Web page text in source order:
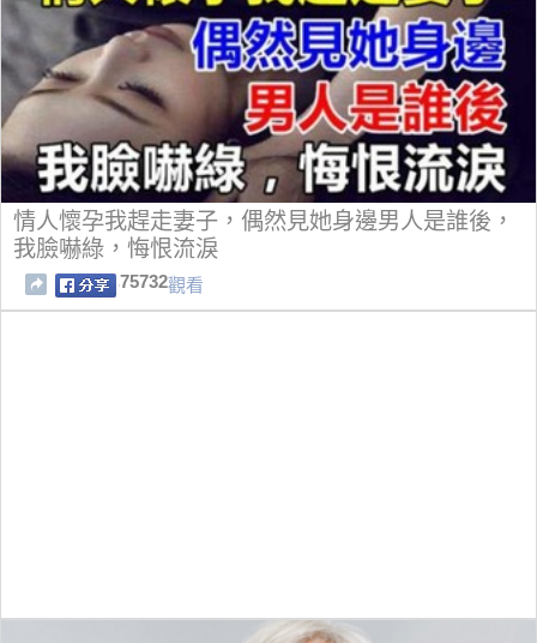
情人懷孕我趕走妻子，偶然見她身邊男人是誰後，
我臉嚇綠，悔恨流淚
75732觀看